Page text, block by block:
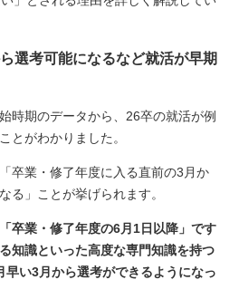
選考可能になるなど就活が早期
時期のデータから、26卒の就活が例
とがわかりました。
卒業・修了年度に入る直前の3月か
る」ことが挙げられます。
卒業・修了年度の6月1日以降」です
知識といった高度な専門知識を持つ
早い3月から選考ができるようになっ